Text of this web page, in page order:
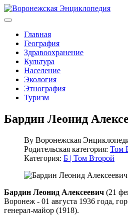
Главная
География
Здравоохранение
Культура
Население
Экология
Этнография
Туризм
Бардин Леонид
By Воронежская
Родительская категория: Том
Категория: Б | Том Второй
Бардин Леонид Алексеевич (21
Воронеж - 01 августа 1936 года,
генерал-майор (1918).